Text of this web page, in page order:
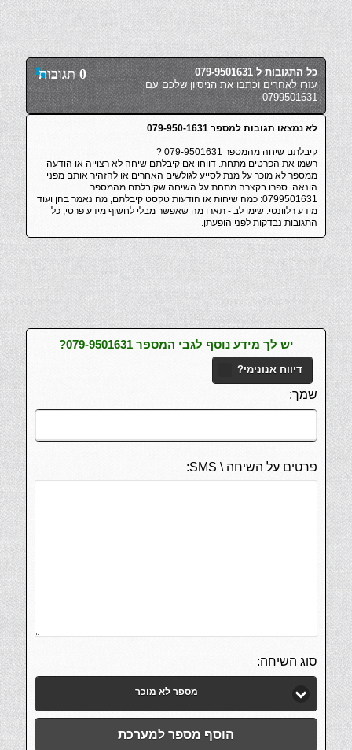
0 תגובות
כל התגובות ל 079-9501631
עזרו לאחרים וכתבו את הניסיון שלכם עם
0799501631
לא נמצאו תגובות למספר 079-950-1631
קיבלתם שיחה מהמספר 079-9501631 ?
רשמו את הפרטים מתחת. דווחו אם קיבלתם שיחה לא רצוייה או הודעה
ממספר לא מוכר על מנת לסייע לגולשים האחרים או להזהיר אותם מפני
הונאה. ספרו בקצרה מתחת על השיחה שקיבלתם מהמספר
0799501631: כמה שיחות או הודעות טקסט קיבלתם, מה נאמר בהן ועוד
מידע רלוונטי. שימו לב - תארו מה שאפשר מבלי לחשוף מידע פרטי, כל
התגובות נבדקות לפני הופעתן.
יש לך מידע נוסף לגבי המספר 079-9501631?
דיווח אנונימי?
שמך:
פרטים על השיחה \ SMS:
סוג השיחה:
מספר לא מוכר
הוסף מספר למערכת